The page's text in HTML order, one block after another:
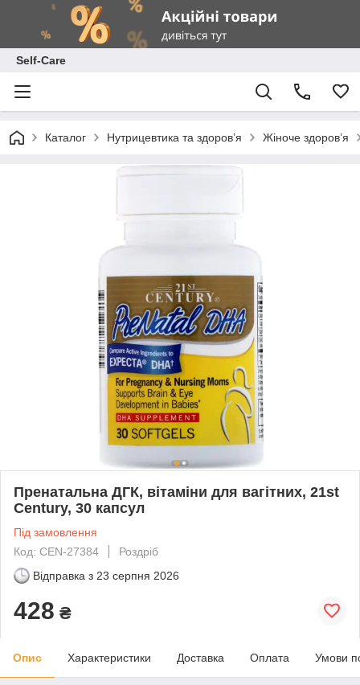
Self-Care
Каталог Нутрицевтика та здоров’я Жіноче здоров’я
Пренатальна ДГК, вітаміни для вагітних, 21st
Century, 30 капсул
Під замовлення
Код: CEN-27384
Роздріб
Відправка з 23 серпня 2026
428 ₴
Опис Характеристики Доставка Оплата Умови